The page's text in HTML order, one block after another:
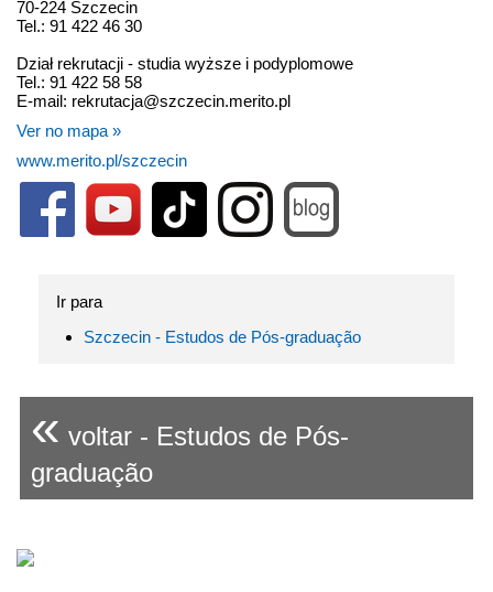
70-224 Szczecin
Tel.: 91 422 46 30
Dział rekrutacji - studia wyższe i podyplomowe
Tel.: 91 422 58 58
E-mail: rekrutacja@szczecin.merito.pl
Ver no mapa »
www.merito.pl/szczecin
Ir para
Szczecin - Estudos de Pós-graduação
« voltar - Estudos de Pós-
graduação